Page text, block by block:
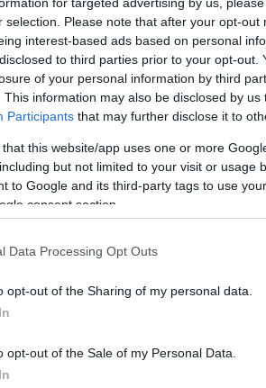
selection. Please note that after your opt-out
interest-based ads based on personal
to third parties prior to your opt-out.
of your personal information by third
This information may also be disclosed by
Participants that may further disclose it to
that this website/app uses one or more
but not limited to your visit or usage
to Google and its third-party tags to use
consent section.
Data Processing Opt Outs
opt-out of the Sharing of my personal data.
opt-out of the Sale of my Personal Data.
μεταξύ του Δήμου
και συντήρηση ασύρματου
προβλέπει εξάμηνη
οποία θα στηριχτεί η
αναπτυχθούν από το Δήμο
συσκευών με τις
που είναι άμεσα προς
ιδανική επιλογή σε
power) και μεγάλη εμβέλεια